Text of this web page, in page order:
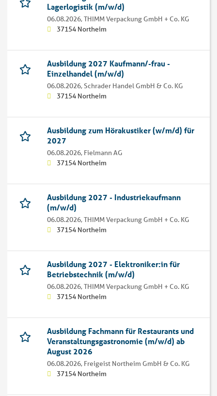
Lagerlogistik (m/w/d)
06.08.2026,THIMM Verpackung GmbH + Co. KG
37154 Northeim
Ausbildung 2027 Kaufmann/-frau -
Einzelhandel (m/w/d)
06.08.2026,Schrader Handel GmbH & Co. KG
37154 Northeim
Ausbildung zum Hörakustiker (w/m/d) für
2027
06.08.2026, Fielmann AG
37154 Northeim
Ausbildung 2027 - Industriekaufmann
(m/w/d)
06.08.2026,THIMM Verpackung GmbH + Co. KG
37154 Northeim
Ausbildung 2027 - Elektroniker:in für
Betriebstechnik (m/w/d)
06.08.2026,THIMM Verpackung GmbH + Co. KG
37154 Northeim
Ausbildung Fachmann für Restaurants und
Veranstaltungsgastronomie (m/w/d) ab
August 2026
06.08.2026, Freigeist Northeim GmbH & Co. KG
37154 Northeim